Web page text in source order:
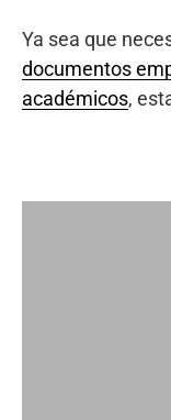
Ya sea que
documentos
académicos,